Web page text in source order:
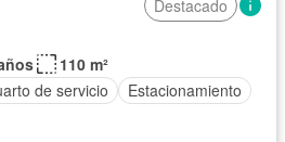
Destacado
110 m²
de servicio
Estacionamiento